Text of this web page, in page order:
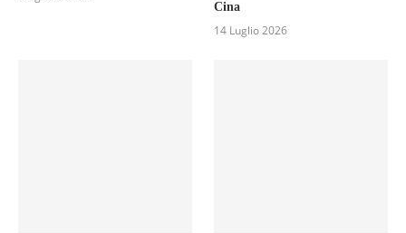
Cina
14 Luglio 2026